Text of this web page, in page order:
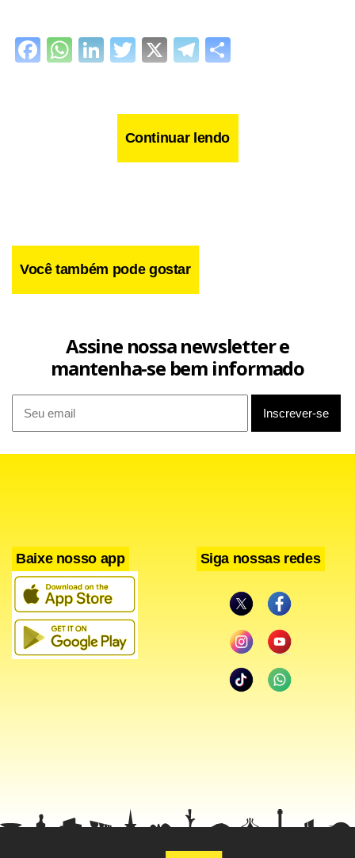
Facebook
WhatsApp
LinkedIn
Twitter
X Telegram
Continuar lendo
Você também pode gostar
Assine nossa newsletter e
mantenha-se bem informado
Baixe nosso app Siga nossas redes